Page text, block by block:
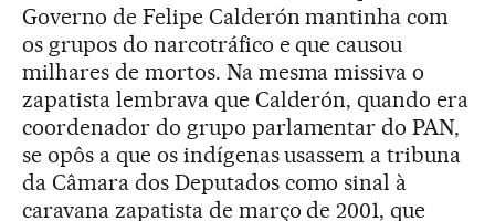
Governo de Felipe Calderón mantinha com
os grupos do narcotráfico e que causou
milhares de mortos. Na mesma missiva o
zapatista lembrava que Calderón, quando era
coordenador do grupo parlamentar do PAN,
se opôs a que os indígenas usassem a tribuna
da Câmara dos Deputados como sinal à
caravana zapatista de março de 2001, que